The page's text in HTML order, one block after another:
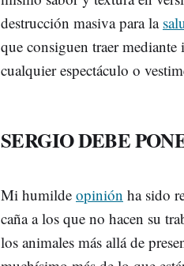
destrucción masiva para la
que consiguen traer
cualquier espectáculo o
SERGIO DEBE
Mi humilde opinión ha sido
caña a los que no hacen su
los animales más allá de